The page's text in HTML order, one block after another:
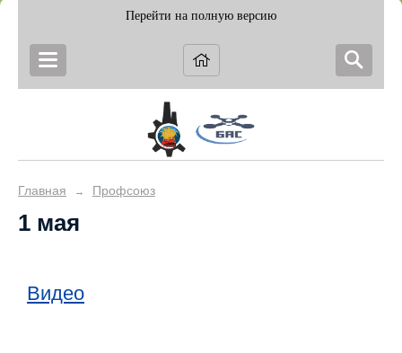
Перейти на полную версию
Главная → Профсоюз
1 мая
Видео